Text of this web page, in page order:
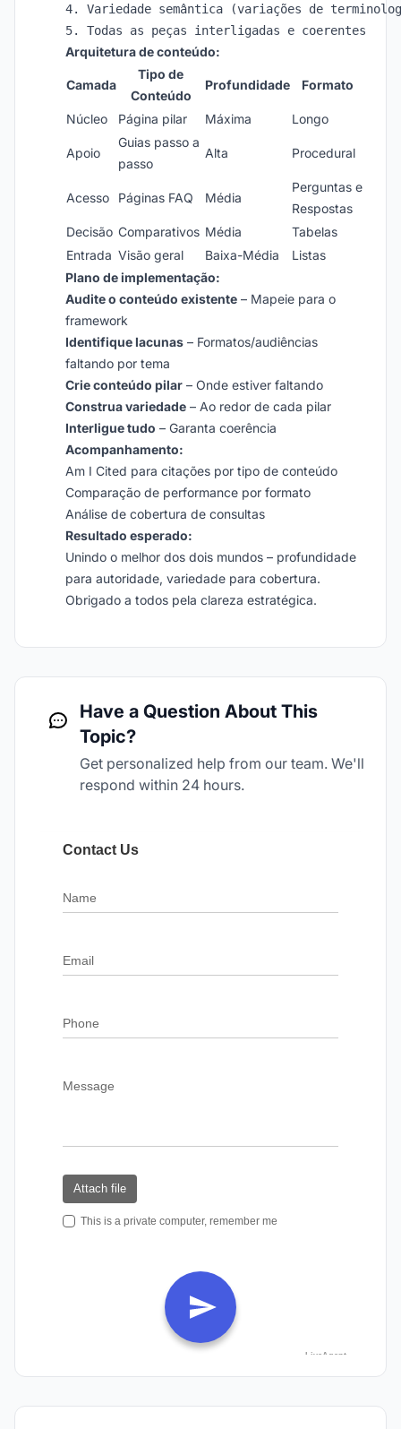
4. Variedade semântica (variações de
Arquitetura de conteúdo:
Camada
Tipo de
Conteúdo
Profundidade Formato
Núcleo Página pilar Máxima Longo
Apoio
Guias passo a
passo
Alta Procedural
Acesso Páginas FAQ Média
Perguntas e
Respostas
Decisão Comparativos Média
Tabelas
Entrada Visão geral Baixa-Média
Listas
Plano de implementação:
Audite o conteúdo existente – Mapeie para o
framework
Identifique lacunas – Formatos/audiências
faltando por tema
Crie conteúdo pilar – Onde estiver faltando
Construa variedade – Ao redor de cada pilar
Interligue tudo – Garanta coerência
Acompanhamento:
Am I Cited para citações por tipo de conteúdo
Comparação de performance por formato
Análise de cobertura de consultas
Resultado esperado:
Unindo o melhor dos dois mundos – profundidade
para autoridade, variedade para cobertura.
Obrigado a todos pela clareza estratégica.
Have a Question About This
Topic?
Get personalized help from our team. We'll
respond within 24 hours.